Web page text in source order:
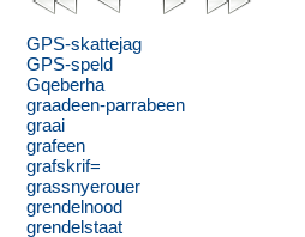
GPS-skattejag
GPS-speld
Gqeberha
graadeen-parrabeen
graai
grafeen
grafskrif=
grassnyerouer
grendelnood
grendelstaat